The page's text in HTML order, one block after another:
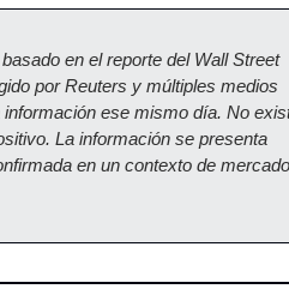
en el reporte del Wall Street
por Reuters y múltiples medios
ese mismo día. No
La información se presenta
en un contexto de mercado